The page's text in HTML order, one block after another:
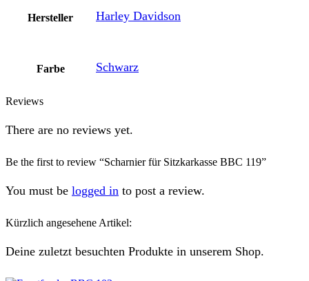
Hersteller Harley Davidson
Farbe Schwarz
Reviews
There are no reviews yet.
Be the first to review “Scharnier für Sitzkarkasse BBC 119”
You must be logged in to post a review.
Kürzlich angesehene Artikel:
Deine zuletzt besuchten Produkte in unserem Shop.